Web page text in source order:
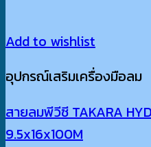
Add to wishlist
อุปกรณ์เสริมเครื่องมือลม
สายลมพีวีซี TAKARA
9.5x16x100M